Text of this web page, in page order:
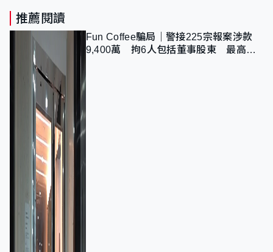
推薦閱讀
Fun Coffee騙局｜警接225宗報案涉款
9,400萬 拘6人包括董事股東 最高金